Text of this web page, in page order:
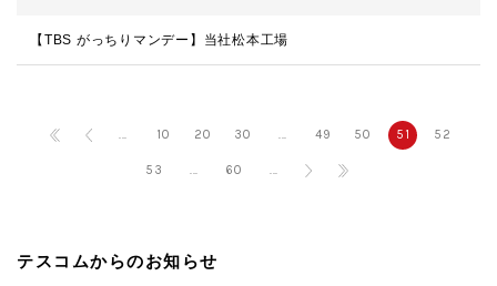
【TBS がっちりマンデー】当社松本工場
... 10 20 30 ... 49 50 51 52
53 ... 60 ...
テスコムからのお知らせ